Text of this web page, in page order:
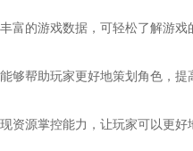
富的游戏数据，可轻松了解游戏
够帮助玩家更好地策划角色，提
资源掌控能力，让玩家可以更好